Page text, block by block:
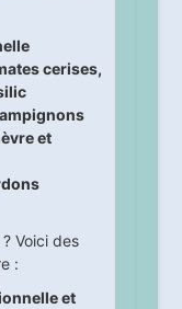
cerises,
et
Voici des
:
et